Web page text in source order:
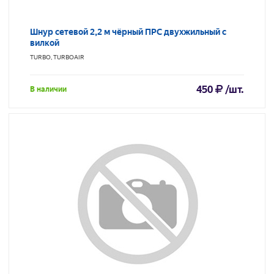
Шнур сетевой 2,2 м чёрный ПРС двухжильный с
вилкой
TURBO, TURBOAIR
В наличии 450 /шт.